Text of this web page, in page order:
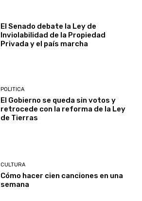
El Senado debate la Ley de
Inviolabilidad de la Propiedad
Privada y el país marcha
POLITICA
El Gobierno se queda sin votos y
retrocede con la reforma de la Ley
de Tierras
CULTURA
Cómo hacer cien canciones en una
semana